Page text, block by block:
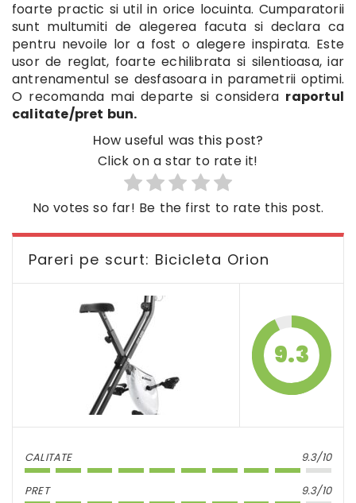
foarte practic si util in orice locuinta. Cumparatorii
sunt multumiti de alegerea facuta si declara ca
pentru nevoile lor a fost o alegere inspirata. Este
usor de reglat, foarte echilibrata si silentioasa, iar
antrenamentul se desfasoara in parametrii optimi.
O recomanda mai departe si considera raportul
calitate/pret bun.
How useful was this post?
Click on a star to rate it!
No votes so far! Be the first to rate this post.
Pareri pe scurt: Bicicleta Orion
9.3
CALITATE 9.3/10
PRET 9.3/10